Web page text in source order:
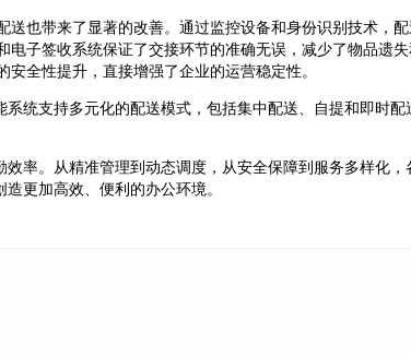
送也带来了显著的改善。通过监控设备和身份识别技术，
电子签收系统保证了交接环节的准确无误，减少了物品遗
安全性提升，直接增强了企业的运营稳定性。
统支持多元化的配送模式，包括集中配送、自提和即时
率。从精准管理到动态调度，从安全保障到服务多样化，
更加高效、便利的办公环境。